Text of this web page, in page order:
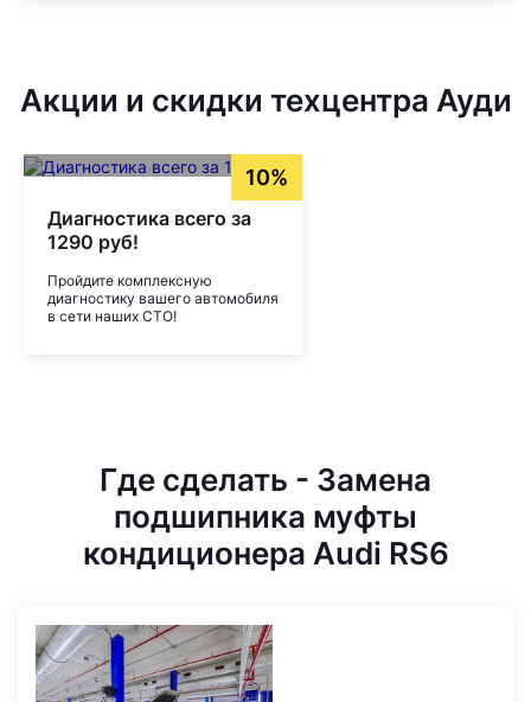
Акции и скидки техцентра Ауди
10%
Диагностика всего за
1290 руб!
Пройдите комплексную
диагностику вашего автомобиля
в сети наших СТО!
Где сделать - Замена
подшипника муфты
кондиционера Audi RS6